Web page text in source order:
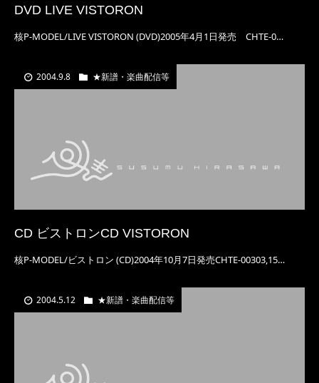
DVD LIVE VISTORON
核P-MODEL/LIVE VISTORON (DVD)2005年4月1日発売 CHTE-0…
2004.9.8 ★新譜・楽曲配信等
CD ビストロンCD VISTORON
核P-MODEL/ビストロン (CD)2004年10月7日発売CHTE-00303,15…
2004.5.12 ★新譜・楽曲配信等